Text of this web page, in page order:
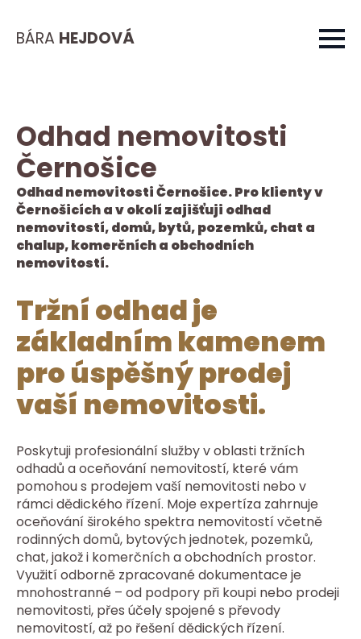
BÁRA HEJDOVÁ
Odhad nemovitosti
Černošice
Odhad nemovitosti Černošice. Pro klienty v
Černošicích a v okolí zajišťuji odhad
nemovitostí, domů, bytů, pozemků, chat a
chalup, komerčních a obchodních
nemovitostí.
Tržní odhad je
základním kamenem
pro úspěšný prodej
vaší nemovitosti.
Poskytuji profesionální služby v oblasti tržních
odhadů a oceňování nemovitostí, které vám
pomohou s prodejem vaší nemovitosti nebo v
rámci dědického řízení. Moje expertíza zahrnuje
oceňování širokého spektra nemovitostí včetně
rodinných domů, bytových jednotek, pozemků,
chat, jakož i komerčních a obchodních prostor.
Využití odborně zpracované dokumentace je
mnohostranné – od podpory při koupi nebo prodeji
nemovitosti, přes účely spojené s převody
nemovitostí, až po řešení dědických řízení.